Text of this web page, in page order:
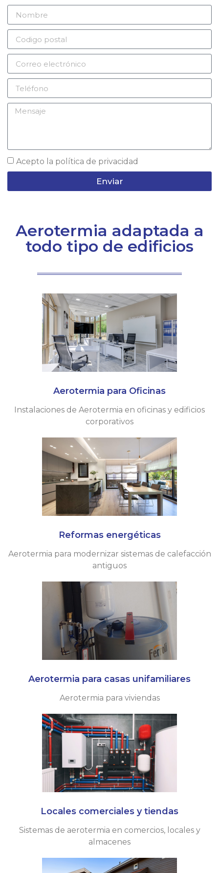
Acepto la política de privacidad
Enviar
Aerotermia adaptada a
todo tipo de edificios
Aerotermia para Oficinas​
Instalaciones de Aerotermia en oficinas y edificios
corporativos
Reformas energéticas
Aerotermia para modernizar sistemas de calefacción
antiguos
Aerotermia para casas unifamiliares
Aerotermia para viviendas
Locales comerciales y tiendas
Sistemas de aerotermia en comercios, locales y
almacenes